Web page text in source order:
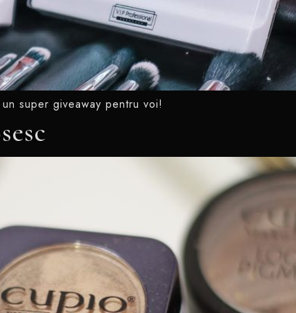
super giveaway pentru voi!